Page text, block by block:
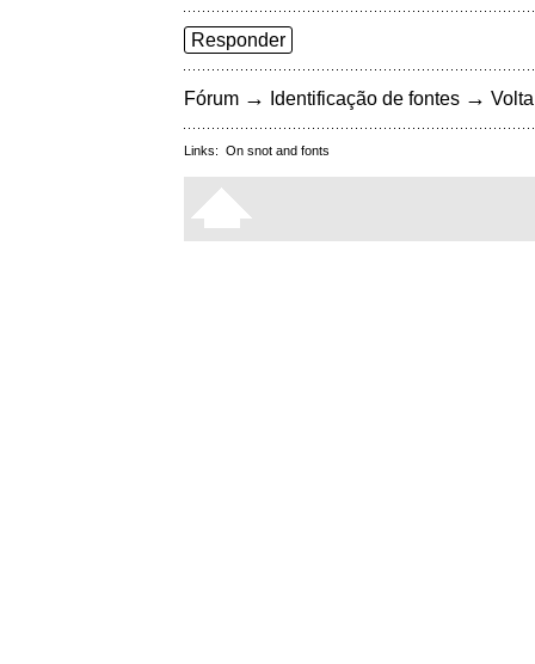
Responder
Fórum → Identificação de fontes →
Links: On snot and fonts